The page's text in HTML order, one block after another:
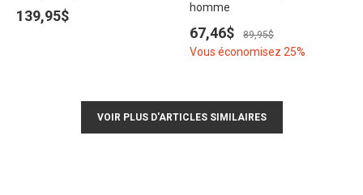
139,95$
homme
67,46$ 89,95$
Vous économisez 25%
VOIR PLUS D'ARTICLES SIMILAIRES